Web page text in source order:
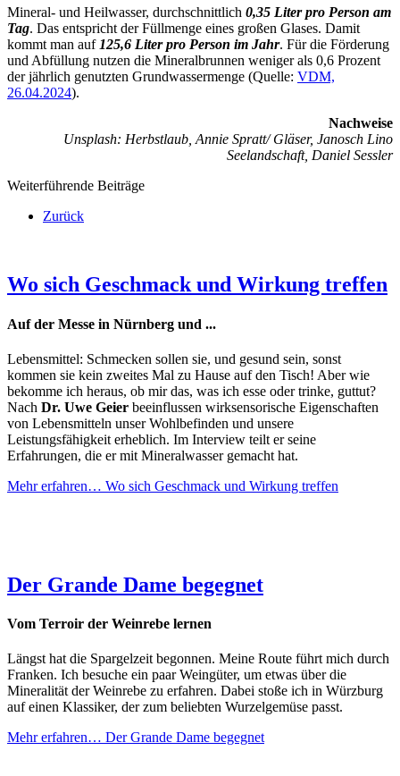
Mineral- und Heilwasser, durchschnittlich 0,35 Liter pro Person am
Tag. Das entspricht der Füllmenge eines großen Glases. Damit
kommt man auf125,6 Liter pro Person im Jahr. Für die Förderung
und Abfüllung nutzen die Mineralbrunnen weniger als 0,6 Prozent
der jährlich genutzten Grundwassermenge (Quelle: VDM,
26.04.2024).
Nachweise
Unsplash: Herbstlaub, Annie Spratt/ Gläser, Janosch Lino
Seelandschaft, Daniel Sessler
Weiterführende Beiträge
Zurück
Wo sich Geschmack und Wirkung treffen
Auf der Messe in Nürnberg und ...
Lebensmittel: Schmecken sollen sie, und gesund sein, sonst
kommen sie kein zweites Mal zu Hause auf den Tisch! Aber wie
bekomme ich heraus, ob mir das, was ich esse oder trinke, guttut?
Nach Dr. Uwe Geier beeinflussen wirksensorische Eigenschaften
von Lebensmitteln unser Wohlbefinden und unsere
Leistungsfähigkeit erheblich. Im Interview teilt er seine
Erfahrungen, die er mit Mineralwasser gemacht hat.
Mehr erfahren… Wo sich Geschmack und Wirkung treffen
Der Grande Dame begegnet
Vom Terroir der Weinrebe lernen
Längst hat die Spargelzeit begonnen. Meine Route führt mich durch
Franken. Ich besuche ein paar Weingüter, um etwas über die
Mineralität der Weinrebe zu erfahren. Dabei stoße ich in Würzburg
auf einen Klassiker, der zum beliebten Wurzelgemüse passt.
Mehr erfahren… Der Grande Dame begegnet